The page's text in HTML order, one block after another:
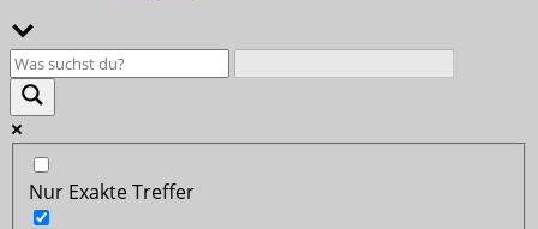
Nur Exakte Treffer